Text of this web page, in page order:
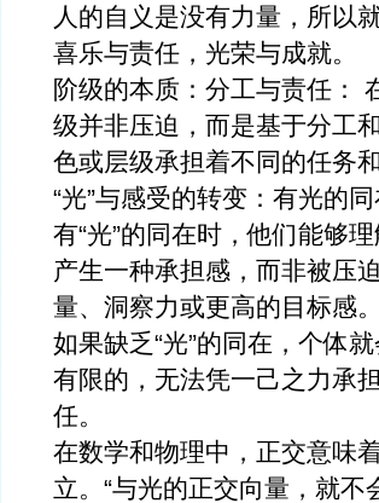
人的自义是没有力量，所以
喜乐与责任，光荣与成就。
阶级的本质：分工与责任：
级并非压迫，而是基于分工
色或层级承担着不同的任务和
“光”与感受的转变：有光的
有“光”的同在时，他们能够
产生一种承担感，而非被压
量、洞察力或更高的目标感
如果缺乏“光”的同在，个体
有限的，无法凭一己之力承
任。
在数学和物理中，正交意味
立。“与光的正交向量，就